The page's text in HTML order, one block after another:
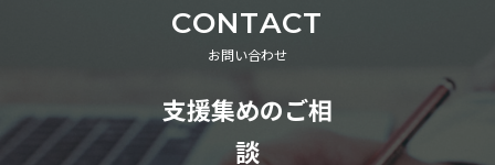
CONTACT
お問い合わせ
支援集めのご相
談